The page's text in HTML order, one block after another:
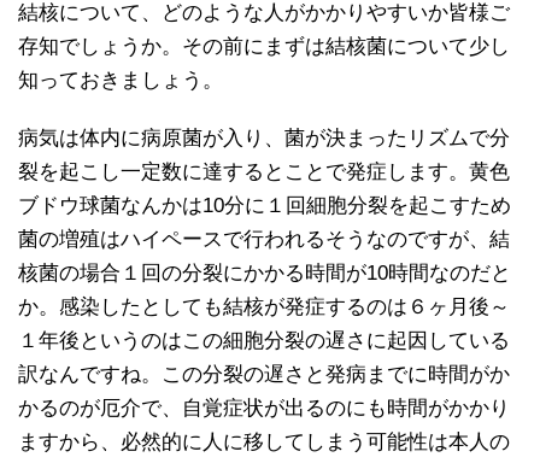
結核について、どのような人がかかりやすいか皆様ご
存知でしょうか。その前にまずは結核菌について少し
知っておきましょう。
病気は体内に病原菌が入り、菌が決まったリズムで分
裂を起こし一定数に達するとことで発症します。黄色
ブドウ球菌なんかは10分に１回細胞分裂を起こすため
菌の増殖はハイペースで行われるそうなのですが、結
核菌の場合１回の分裂にかかる時間が10時間なのだと
か。感染したとしても結核が発症するのは６ヶ月後～
１年後というのはこの細胞分裂の遅さに起因している
訳なんですね。この分裂の遅さと発病までに時間がか
かるのが厄介で、自覚症状が出るのにも時間がかかり
ますから、必然的に人に移してしまう可能性は本人の